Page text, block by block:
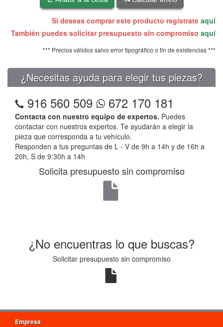
Si deseas comprar este producto regístrate aquí
También puedes solicitar presupuesto sin compromiso aquí
*** Precios válidos salvo error tipográfico o fin de existencias ***
¿Necesitas ayuda para elegir tus piezas?
916 560 509 672 170 181
Contacta con nuestro equipo de expertos. Puedes
contactar con nuestros expertos. Te ayudarán a elegir la
pieza que corresponda a tu vehículo.
Responden a tus preguntas de L - V de 9h a 14h y de 16h a
20h, S de 9:30h a 14h
Solicita presupuesto sin compromiso
¿No encuentras lo que buscas?
Solicitar presupuesto sin compromiso
Empresa